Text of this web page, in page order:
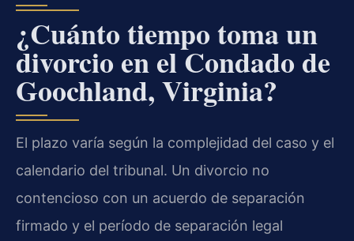
¿Cuánto tiempo toma un
divorcio en el Condado de
Goochland, Virginia?
El plazo varía según la complejidad del caso y el
calendario del tribunal. Un divorcio no
contencioso con un acuerdo de separación
firmado y el período de separación legal